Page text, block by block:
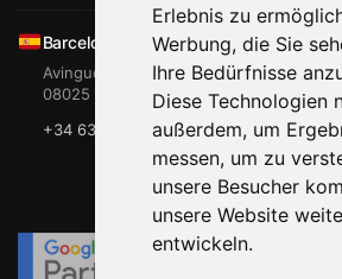
Erlebnis zu
Werbung, die Sie
Ihre Bedürfnisse
Diese Technologien
außerdem, um
messen, um zu
unsere Besucher
unsere Website
entwickeln.
Barcelona
Avinguda de Gaudi 2
08025 Barcelona
+34 635 797 365